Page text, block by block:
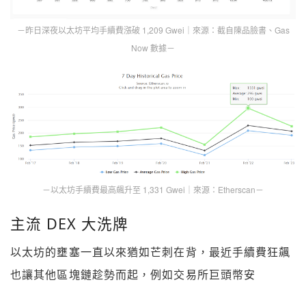
－昨日深夜以太坊平均手續費漲破 1,209 Gwei｜來源：截自陳品臉書、Gas
Now 數據－
－以太坊手續費最高飆升至 1,331 Gwei｜來源：Etherscan－
主流 DEX 大洗牌
以太坊的壅塞一直以來猶如芒刺在背，最近手續費狂飆
也讓其他區塊鏈趁勢而起，例如交易所巨頭幣安